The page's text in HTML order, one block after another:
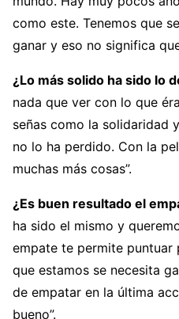
como este. Tenemos que
ganar y eso no significa
¿Lo más solido ha sido lo
nada que ver con lo que
señas como la solidaridad
no lo ha perdido. Con la
muchas más cosas”.
¿Es buen resultado el
ha sido el mismo y
empate te permite puntuar
que estamos se necesita
de empatar en la última
bueno”.